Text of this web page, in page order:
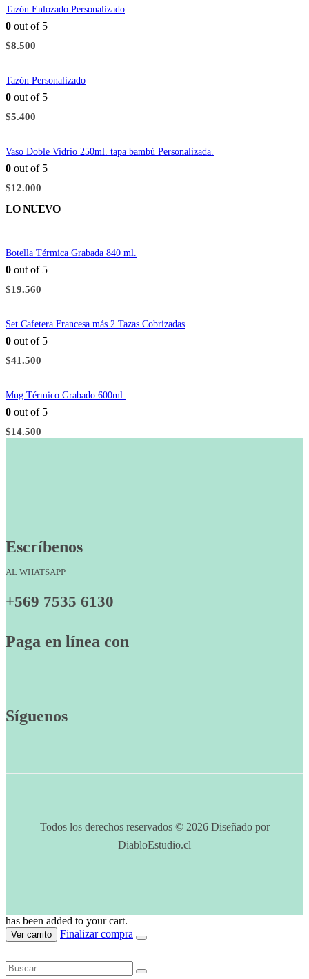
Tazón Enlozado Personalizado
0 out of 5
$8.500
Tazón Personalizado
0 out of 5
$5.400
Vaso Doble Vidrio 250ml. tapa bambú Personalizada.
0 out of 5
$12.000
LO NUEVO
Botella Térmica Grabada 840 ml.
0 out of 5
$19.560
Set Cafetera Francesa más 2 Tazas Cobrizadas
0 out of 5
$41.500
Mug Térmico Grabado 600ml.
0 out of 5
$14.500
Escríbenos
AL WHATSAPP
+569 7535 6130
Paga en línea con
Síguenos
Todos los derechos reservados © 2026 Diseñado por
DiabloEstudio.cl
has been added to your cart.
Ver carrito Finalizar compra